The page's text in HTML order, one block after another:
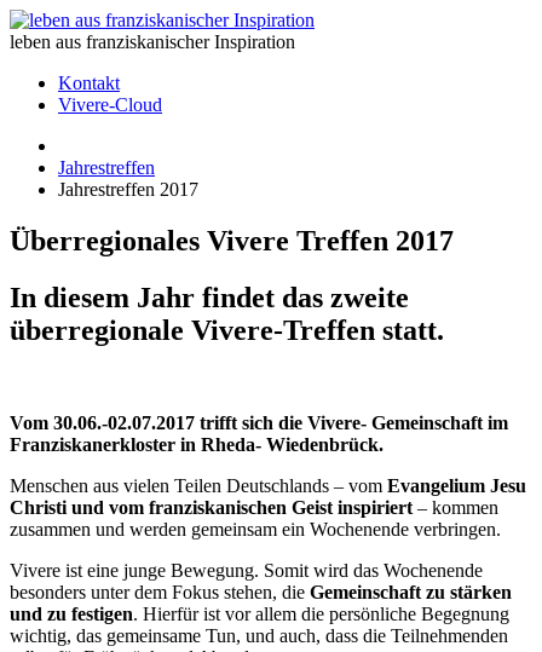
leben aus franziskanischer Inspiration
Kontakt
Vivere-Cloud
Jahrestreffen
Jahrestreffen 2017
Überregionales Vivere Treffen 2017
In diesem Jahr findet das zweite
überregionale Vivere-Treffen statt.
Vom 30.06.-02.07.2017 trifft sich die Vivere- Gemeinschaft im
Franziskanerkloster in Rheda- Wiedenbrück.
Menschen aus vielen Teilen Deutschlands – vom Evangelium Jesu
Christi und vom franziskanischen Geist inspiriert – kommen
zusammen und werden gemeinsam ein Wochenende verbringen.
Vivere ist eine junge Bewegung. Somit wird das Wochenende
besonders unter dem Fokus stehen, die Gemeinschaft zu stärken
und zu festigen. Hierfür ist vor allem die persönliche Begegnung
wichtig, das gemeinsame Tun, und auch, dass die Teilnehmenden